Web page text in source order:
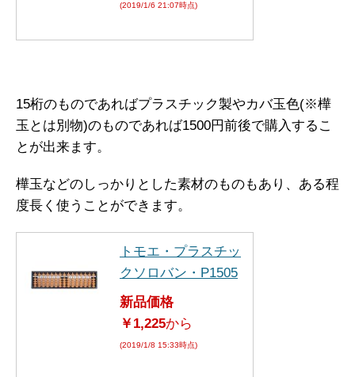
(2019/1/6 21:07時点)
15桁のものであればプラスチック製やカバ玉色(※樺
玉とは別物)のものであれば1500円前後で購入するこ
とが出来ます。
樺玉などのしっかりとした素材のものもあり、ある程
度長く使うことができます。
トモエ・プラスチッ
クソロバン・P1505
新品価格
￥1,225から
(2019/1/8 15:33時点)